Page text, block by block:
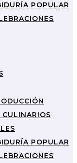
POPULAR
POPULAR